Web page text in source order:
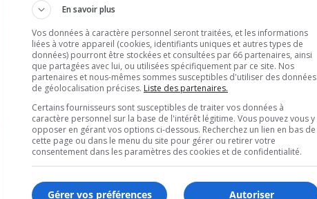
communautaires
En savoir plus
Vos données à caractère personnel seront traitées, et les informations
liées à votre appareil (cookies, identifiants uniques et autres types de
données) pourront être stockées et consultées par 66 partenaires, ainsi
que partagées avec lui, ou utilisées spécifiquement par ce site. Nos
partenaires et nous-mêmes sommes susceptibles d'utiliser des données
de géolocalisation précises. Liste des partenaires.
Certains fournisseurs sont susceptibles de traiter vos données à
caractère personnel sur la base de l'intérêt légitime. Vous pouvez vous y
opposer en gérant vos options ci-dessous. Recherchez un lien en bas de
cette page ou dans le menu du site pour gérer ou retirer votre
consentement dans les paramètres des cookies et de confidentialité.
Autoriser
Gérer vos préférences